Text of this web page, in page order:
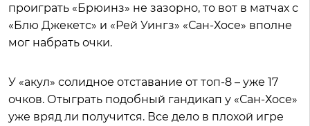
проиграть «Брюинз» не зазорно, то вот в матчах с
«Блю Джекетс» и «Рей Уингз» «Сан-Хосе» вполне
мог набрать очки.
У «акул» солидное отставание от топ-8 – уже 17
очков. Отыграть подобный гандикап у «Сан-Хосе»
уже вряд ли получится. Все дело в плохой игре